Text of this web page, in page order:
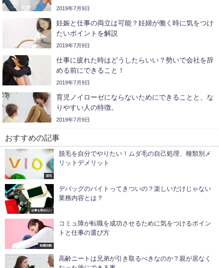
2019年7月9日
妊娠と仕事の両立は可能？妊婦が働く時に気をつけ
たいポイントを解説
2019年7月9日
仕事に疲れた時はどうしたらいい？勢いで会社を辞
める前にできること！
2019年7月9日
育児ノイローゼにならないためにできることと、な
りやすい人の特徴。
2019年7月9日
おすすめの記事
脱毛
脱毛を自分でやりたい！ムダ毛の自己処理、種類別メ
リットデメリット
仕事を辞めたい
デバッグのバイトってきついの？楽しいだけじゃない
業務内容とは？
転職活動
コミュ障が転職を成功させるために気をつけるポイン
トと仕事の選び方
高齢ニートは兄弟が引き取るべきなのか？親が居なく